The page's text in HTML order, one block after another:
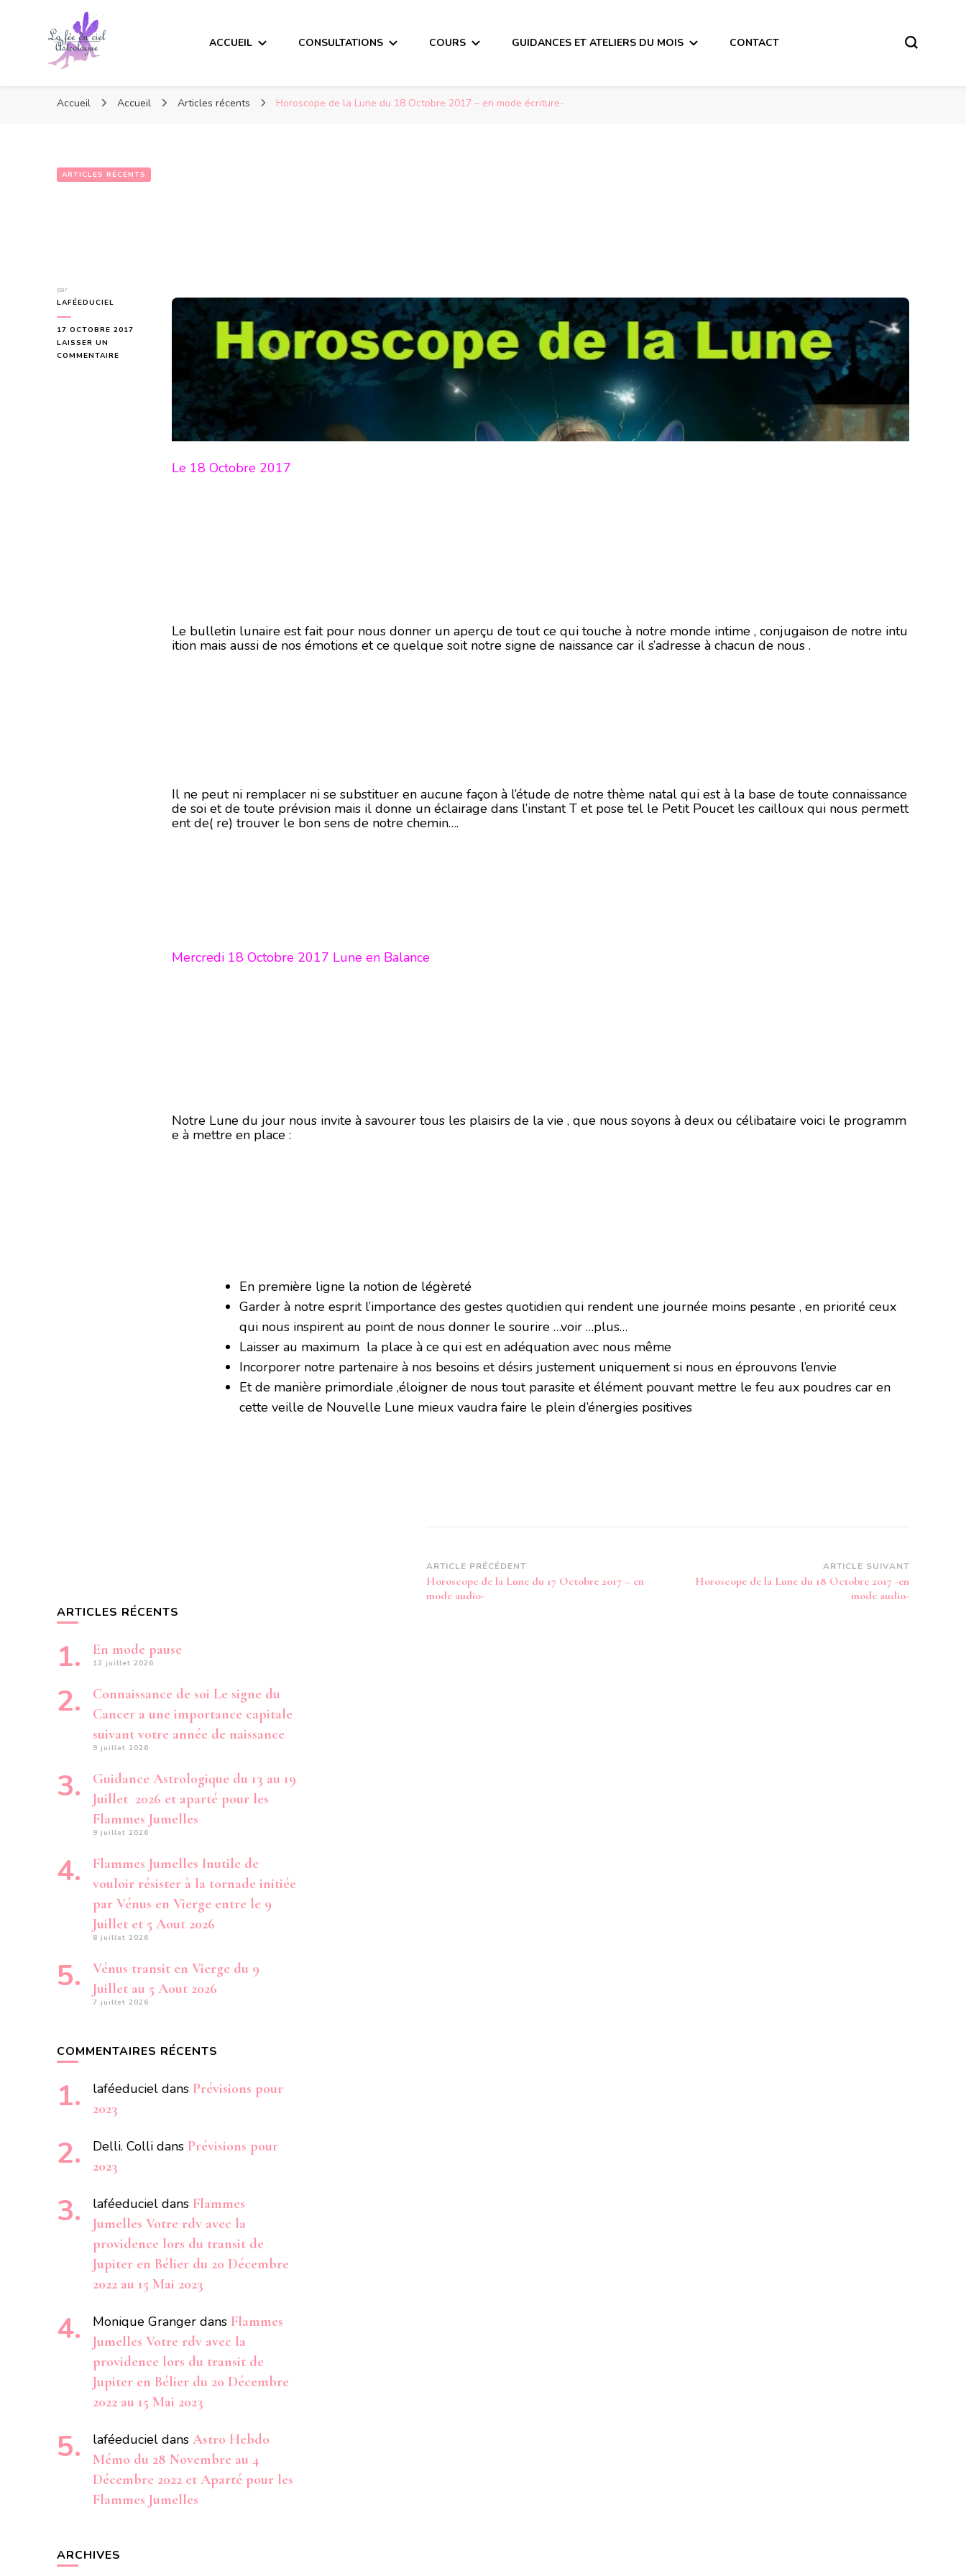
ACCUEIL CONSULTATIONS COURS GUIDANCES ET ATELIERS DU MOIS CONTACT
Accueil Accueil Articles récents Horoscope de la Lune du 18 Octobre 2017 – en mode écriture-
ARTICLES RÉCENTS
par
LAFÉEDUCIEL
17 OCTOBRE 2017
LAISSER UN
COMMENTAIRE
Le 18 Octobre 2017
Le bulletin lunaire est fait pour nous donner un aperçu de tout ce qui touche à notre monde intime , conjugaison de notre intu
ition mais aussi de nos émotions et ce quelque soit notre signe de naissance car il s’adresse à chacun de nous .
Il ne peut ni remplacer ni se substituer en aucune façon à l’étude de notre thème natal qui est à la base de toute connaissance
de soi et de toute prévision mais il donne un éclairage dans l’instant T et pose tel le Petit Poucet les cailloux qui nous permett
ent de( re) trouver le bon sens de notre chemin….
Mercredi 18 Octobre 2017 Lune en Balance
Notre Lune du jour nous invite à savourer tous les plaisirs de la vie , que nous soyons à deux ou célibataire voici le programm
e à mettre en place :
En première ligne la notion de légèreté
Garder à notre esprit l’importance des gestes quotidien qui rendent une journée moins pesante , en priorité ceux
qui nous inspirent au point de nous donner le sourire …voir …plus…
Laisser au maximum la place à ce qui est en adéquation avec nous même
Incorporer notre partenaire à nos besoins et désirs justement uniquement si nous en éprouvons l’envie
Et de manière primordiale ,éloigner de nous tout parasite et élément pouvant mettre le feu aux poudres car en
cette veille de Nouvelle Lune mieux vaudra faire le plein d’énergies positives
Navigation
d’article
ARTICLE PRÉCÉDENT
Horoscope de la Lune du 17 Octobre 2017 – en
mode audio-
ARTICLE SUIVANT
Horoscope de la Lune du 18 Octobre 2017 -en
mode audio-
ARTICLES RÉCENTS
En mode pause
12 juillet 2026
Connaissance de soi Le signe du
Cancer a une importance capitale
suivant votre année de naissance
9 juillet 2026
Guidance Astrologique du 13 au 19
Juillet 2026 et aparté pour les
Flammes Jumelles
9 juillet 2026
Flammes Jumelles Inutile de
vouloir résister à la tornade initiée
par Vénus en Vierge entre le 9
Juillet et 5 Aout 2026
8 juillet 2026
Vénus transit en Vierge du 9
Juillet au 5 Aout 2026
7 juillet 2026
COMMENTAIRES RÉCENTS
laféeduciel dans Prévisions pour
2023
Delli. Colli dans Prévisions pour
2023
laféeduciel dans Flammes
Jumelles Votre rdv avec la
providence lors du transit de
Jupiter en Bélier du 20 Décembre
2022 au 15 Mai 2023
Monique Granger dans Flammes
Jumelles Votre rdv avec la
providence lors du transit de
Jupiter en Bélier du 20 Décembre
2022 au 15 Mai 2023
laféeduciel dans Astro Hebdo
Mémo du 28 Novembre au 4
Décembre 2022 et Aparté pour les
Flammes Jumelles
ARCHIVES